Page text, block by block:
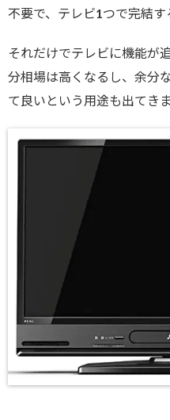
不要で、テレビ1つで完結す
それだけでテレビに機能が
分相場は高くなるし、余分
て良いという用途も出てきま